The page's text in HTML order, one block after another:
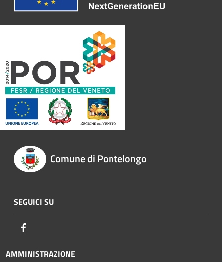
Comune di Pontelongo
SEGUICI SU
AMMINISTRAZIONE